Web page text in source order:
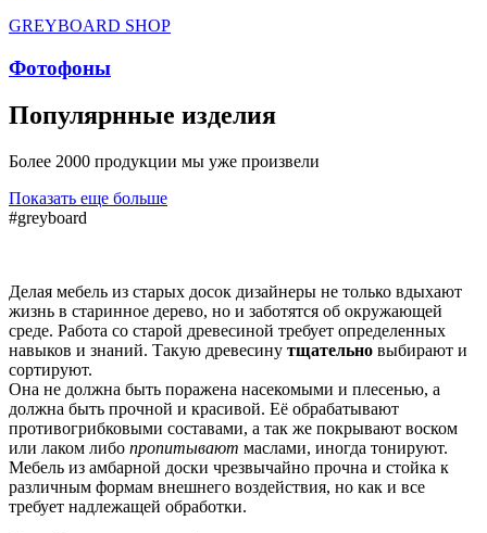
GREYBOARD SHOP
Фотофоны
Популярнные изделия
Более 2000 продукции мы уже произвели
Показать еще больше
#greyboard
Делая мебель из старых досок дизайнеры не только вдыхают
жизнь в старинное дерево, но и заботятся об окружающей
среде. Работа со старой древесиной требует определенных
навыков и знаний. Такую древесину тщательно выбирают и
сортируют.
Она не должна быть поражена насекомыми и плесенью, а
должна быть прочной и красивой. Её обрабатывают
противогрибковыми составами, а так же покрывают воском
или лаком либо пропитывают маслами, иногда тонируют.
Мебель из амбарной доски чрезвычайно прочна и стойка к
различным формам внешнего воздействия, но как и все
требует надлежащей обработки.